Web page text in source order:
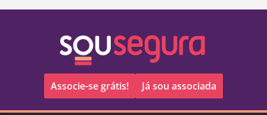
Pular
Associe-se grátis! Já sou associada